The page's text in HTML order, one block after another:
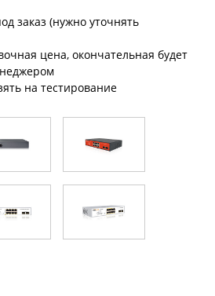
заказ (нужно уточнять
цена, окончательная будет
на тестирование